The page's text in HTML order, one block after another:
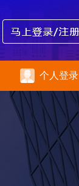
个人登录